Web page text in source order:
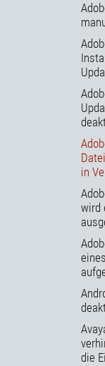
in
wird
die